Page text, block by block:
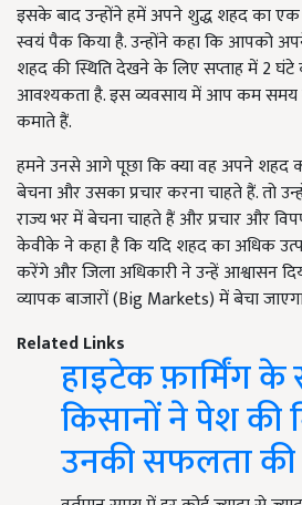
इसके बाद उन्होंने हमें अपने शुद्ध शहद का एक
स्वयं पैक किया है. उन्होंने कहा कि आपको
शहद की स्थिति देखने के लिए सप्ताह में 2
आवश्यकता है. इस व्यवसाय में आप कम
कमाते हैं.
हमने उनसे आगे पूछा कि क्या वह अपने शहद
बेचना और उसका प्रचार करना चाहते हैं. तो
राज्य भर में बेचना चाहते हैं और प्रचार और
केवीके ने कहा है कि यदि शहद का अधिक
करेंगे और जिला अधिकारी ने उन्हें आश्वासन
व्यापक बाजारों (Big Markets) में बेचा
Related Links
हाइटेक फ़ार्मिंग के
किसानों ने पेश की
उनकी सफलता की